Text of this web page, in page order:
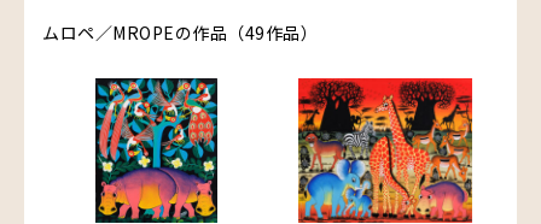
ムロペ／MROPEの作品（49作品）